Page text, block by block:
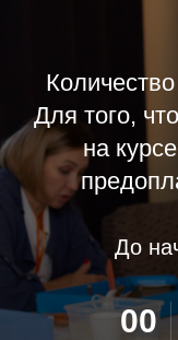
Для того,
на
До
00